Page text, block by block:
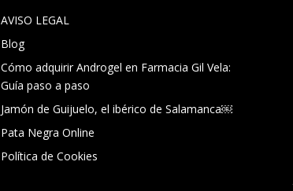
AVISO LEGAL
Blog
Cómo adquirir Androgel en Farmacia Gil Vela:
Guía paso a paso
Jamón de Guijuelo, el ibérico de Salamanca￼
Pata Negra Online
Política de Cookies